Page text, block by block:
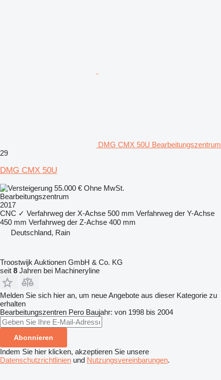
DMG CMX 50U Bearbeitungszentrum
29
DMG CMX 50U
55.000 € Ohne MwSt.
Bearbeitungszentrum
2017
CNC ✓ Verfahrweg der X-Achse 500 mm Verfahrweg der Y-Achse
450 mm Verfahrweg der Z-Achse 400 mm
Deutschland, Rain
Troostwijk Auktionen GmbH & Co. KG
seit 8 Jahren bei Machineryline
Melden Sie sich hier an, um neue Angebote aus dieser Kategorie zu
erhalten
Bearbeitungszentren Pero Baujahr: von 1998 bis 2004
Abonnieren
Indem Sie hier klicken, akzeptieren Sie unsere
Datenschutzrichtlinien und Nutzungsvereinbarungen.